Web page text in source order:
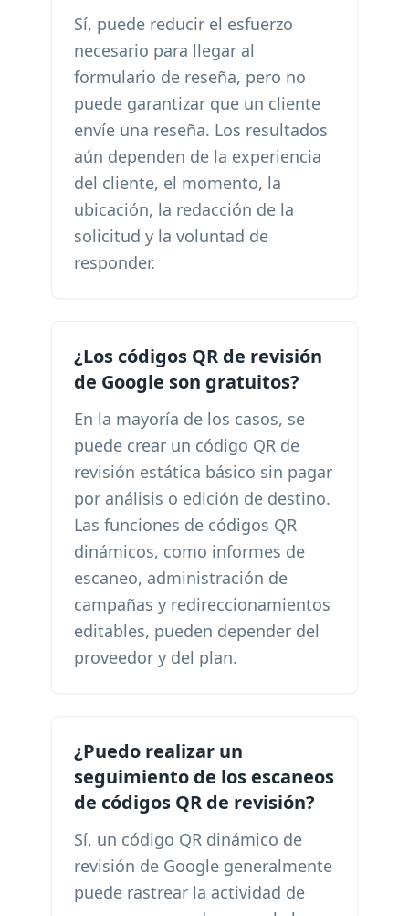
Sí, puede reducir el esfuerzo
necesario para llegar al
formulario de reseña, pero no
puede garantizar que un cliente
envíe una reseña. Los resultados
aún dependen de la experiencia
del cliente, el momento, la
ubicación, la redacción de la
solicitud y la voluntad de
responder.
¿Los códigos QR de revisión
de Google son gratuitos?
En la mayoría de los casos, se
puede crear un código QR de
revisión estática básico sin pagar
por análisis o edición de destino.
Las funciones de códigos QR
dinámicos, como informes de
escaneo, administración de
campañas y redireccionamientos
editables, pueden depender del
proveedor y del plan.
¿Puedo realizar un
seguimiento de los escaneos
de códigos QR de revisión?
Sí, un código QR dinámico de
revisión de Google generalmente
puede rastrear la actividad de